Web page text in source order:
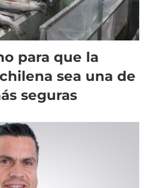
para que la
sea una de
seguras